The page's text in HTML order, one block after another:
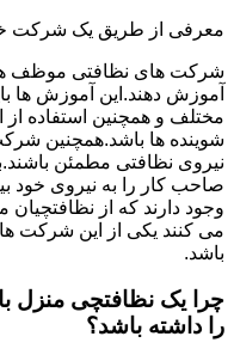
معرفی از طریق یک شرکت
شرکت های نظافتی موظف
آموزش دهند.این آموزش ها
مختلف و همچنین استفاده از
شوینده ها باشد.همچنین
نیروی نظافتی مطمئن
صاحب کار را به نیروی خود
وجود دارند که از
می کنند یکی از این شرکت
باشد.
چرا یک نظافتچی منزل
را داشته باشد؟